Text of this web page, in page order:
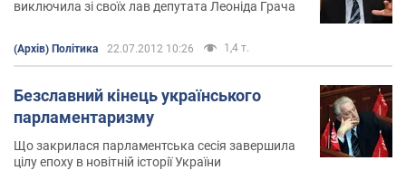
виключила зі своїх лав депутата Леоніда Грача
(Архів) Політика 22.07.2012 10:26 1,4 т.
Безславний кінець українського
парламентаризму
Що закрилася парламентська сесія завершила
цілу епоху в новітній історії України